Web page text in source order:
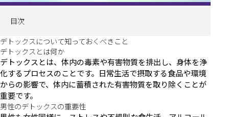
目次
デトックスについて知っておくべきこと
デトックスとは何か
デトックスとは、体内の毒素や有害物質を排出し、身体を浄
化するプロセスのことです。日常生活で摂取する食品や環境
からの影響で、体内に蓄積された有害物質を取り除くことが
重要です。
男性のデトックスの重要性